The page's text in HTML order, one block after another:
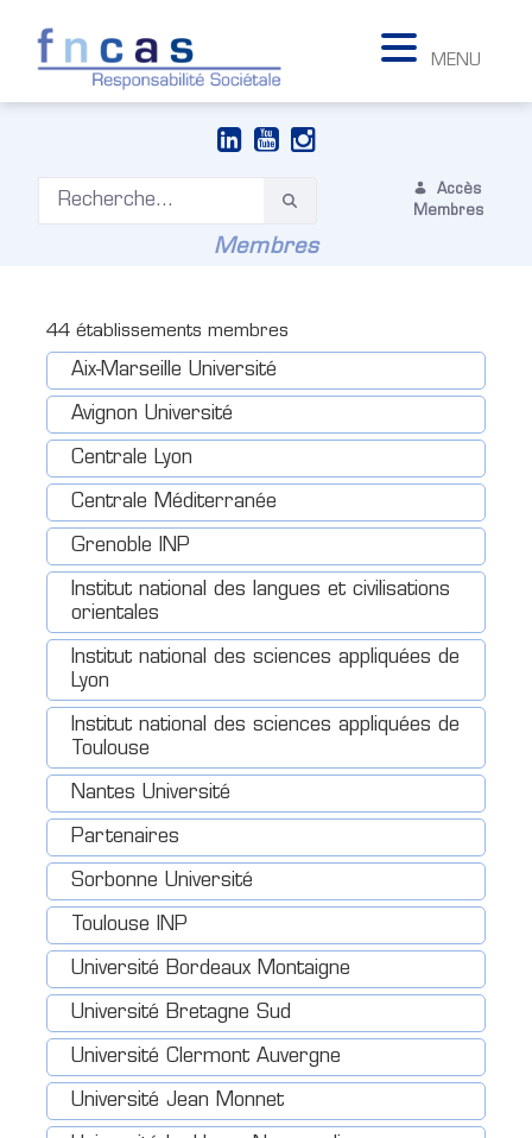
Accès
Membres
MENU
Membres
44 établissements membres
Aix-Marseille Université
Avignon Université
Centrale Lyon
Centrale Méditerranée
Grenoble INP
Institut national des langues et civilisations
orientales
Institut national des sciences appliquées de
Lyon
Institut national des sciences appliquées de
Toulouse
Nantes Université
Partenaires
Sorbonne Université
Toulouse INP
Université Bordeaux Montaigne
Université Bretagne Sud
Université Clermont Auvergne
Université Jean Monnet